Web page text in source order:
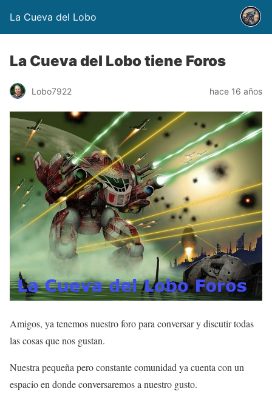
La Cueva del Lobo
La Cueva del Lobo tiene Foros
Lobo7922 hace 16 años
Amigos, ya tenemos nuestro foro para conversar y discutir todas
las cosas que nos gustan.
Nuestra pequeña pero constante comunidad ya cuenta con un
espacio en donde conversaremos a nuestro gusto.